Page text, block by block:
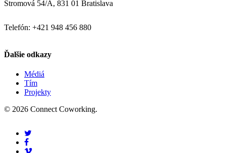
Stromová 54/A, 831 01 Bratislava
Telefón: +421 948 456 880
Ďalšie odkazy
Médiá
Tím
Projekty
© 2026 Connect Coworking.